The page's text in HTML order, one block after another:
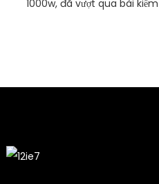
1000w, đã vượt qua bài